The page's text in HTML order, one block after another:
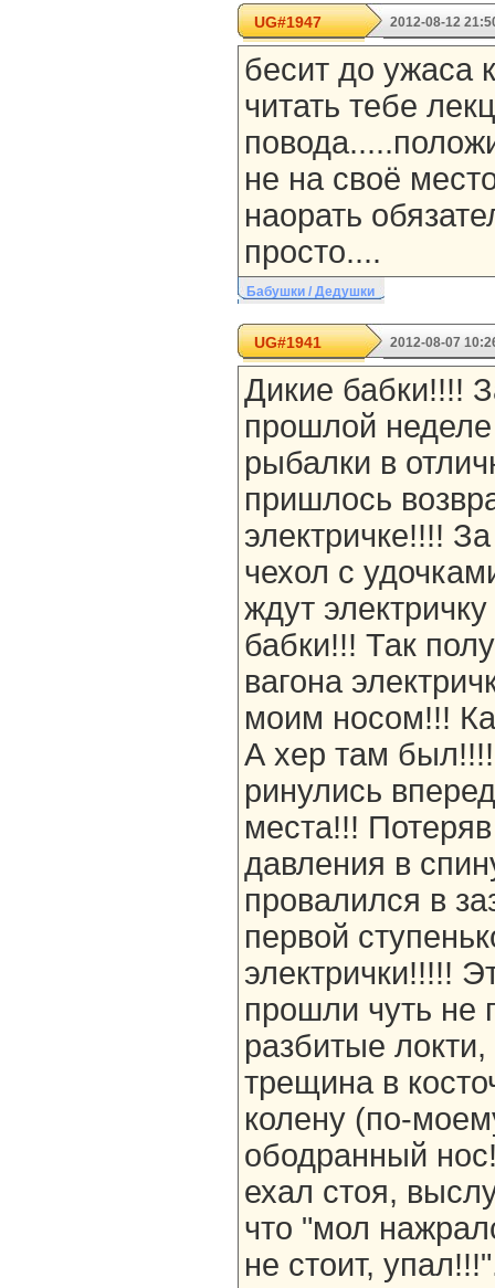
UG#1947 2012-08-12
бесит до ужаса
читать тебе
не на своё
наорать
просто....
Бабушки / Дедушки
UG#1941 2012-08-07
Дикие бабки!!!!
прошлой
рыбалки в
пришлось
электричке!!!!
чехол с
ждут
бабки!!! Так
вагона
моим носом!!!
А хер там
ринулись
места!!!
давления в
провалился в
первой
электрички!!!!!
прошли чуть не
разбитые
трещина в
колену (по-
ободранный
ехал стоя,
что "мол
не стоит,